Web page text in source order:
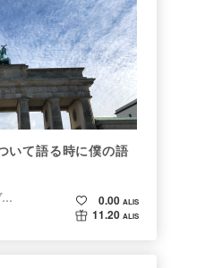
て語る時に僕の語
ALISブロックチェーンブログ
0.00 ALIS
11.20 ALIS